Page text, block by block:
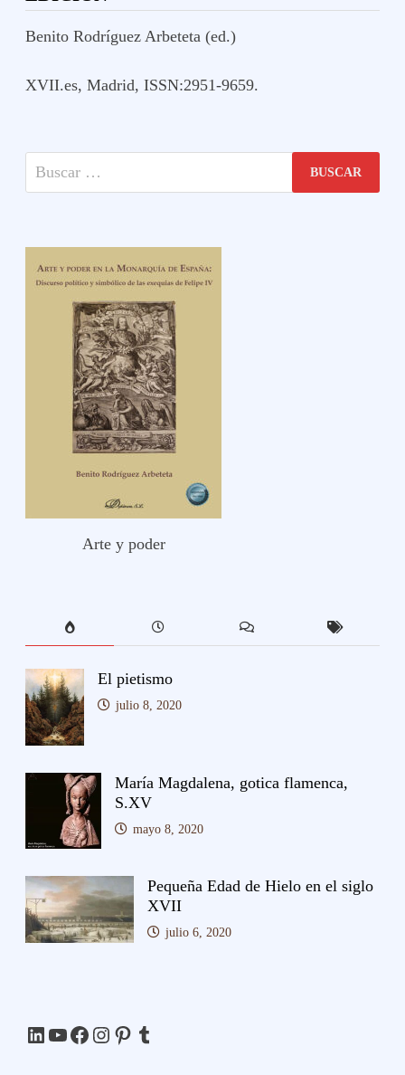
Benito Rodríguez Arbeteta (ed.)
XVII.es, Madrid, ISSN:2951-9659.
Buscar:
Arte y poder
El pietismo
julio 8, 2020
María Magdalena, gotica flamenca,
S.XV
mayo 8, 2020
Pequeña Edad de Hielo en el siglo
XVII
julio 6, 2020
LinkedIn
YouTube
Facebook
Instagram
Pinterest
Tumblr